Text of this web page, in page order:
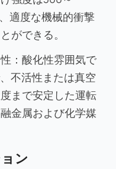
適度な機械的衝撃
ができる。
：酸化性雰囲気で
不活性または真空
まで安定した運転
金属および化学媒
ン